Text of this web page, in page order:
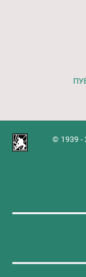
© 1939 -